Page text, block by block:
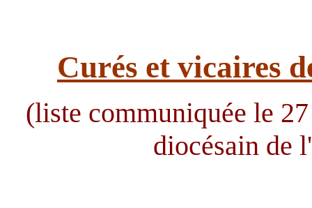
Curés et vicaires
(liste communiquée le
diocésain de